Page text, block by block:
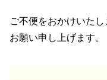
ご不便をおかけいた
お願い申し上げます。